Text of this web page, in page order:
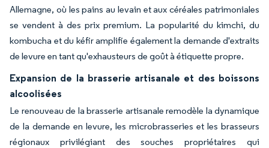
Allemagne, où les pains au levain et aux céréales patrimoniales
se vendent à des prix premium. La popularité du kimchi, du
kombucha et du kéfir amplifie également la demande d'extraits
de levure en tant qu'exhausteurs de goût à étiquette propre.
Expansion de la brasserie artisanale et des boissons
alcoolisées
Le renouveau de la brasserie artisanale remodèle la dynamique
de la demande en levure, les microbrasseries et les brasseurs
régionaux privilégiant des souches propriétaires qui